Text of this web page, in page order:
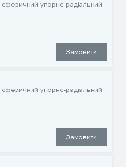
упорно-радіальний
Замовити
упорно-радіальний
Замовити